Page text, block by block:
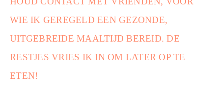
WIE IK GEREGELD EEN GEZONDE,
UITGEBREIDE MAALTIJD BEREID. DE
RESTJES VRIES IK IN OM LATER OP TE
ETEN!